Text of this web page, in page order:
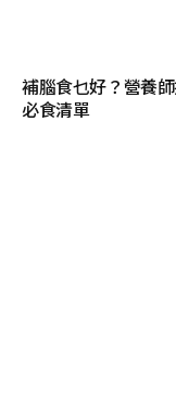
補腦食乜好？營養
必食清單